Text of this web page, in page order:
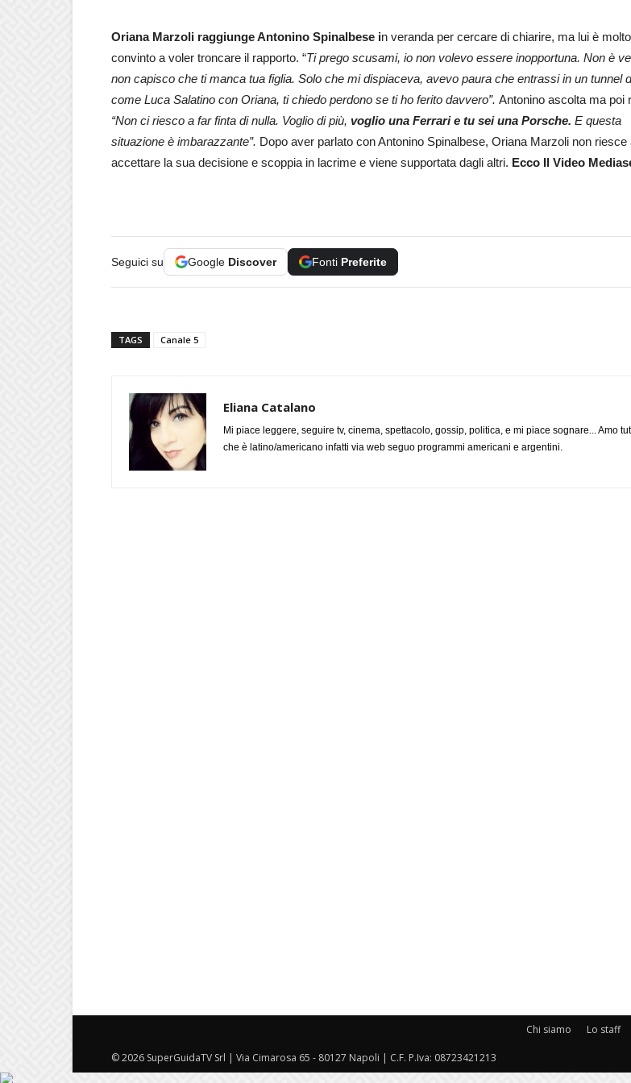
Oriana Marzoli raggiunge Antonino Spinalbese in veranda per cercare di chiarire, ma lui è molto
convinto a voler troncare il rapporto. “Ti prego scusami, io non volevo essere inopportuna. Non è
non capisco che ti manca tua figlia. Solo che mi dispiaceva, avevo paura che entrassi in un tunnel
come Luca Salatino con Oriana, ti chiedo perdono se ti ho ferito davvero”. Antonino ascolta ma poi
“Non ci riesco a far finta di nulla. Voglio di più, voglio una Ferrari e tu sei una Porsche. E questa
situazione è imbarazzante”. Dopo aver parlato con Antonino Spinalbese, Oriana Marzoli non riesce
accettare la sua decisione e scoppia in lacrime e viene supportata dagli altri. Ecco Il Video
Seguici su Google Discover Fonti Preferite
TAGS Canale 5
Eliana Catalano
Mi piace leggere, seguire tv, cinema, spettacolo, gossip, politica, e mi piace sognare... Amo
che è latino/americano infatti via web seguo programmi americani e argentini.
Chi siamo Lo staff
© 2026 SuperGuidaTV Srl | Via Cimarosa 65 - 80127 Napoli | C.F. P.Iva: 08723421213